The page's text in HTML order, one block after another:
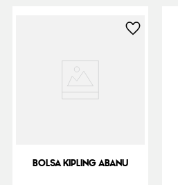
BOLSA KIPLING ABANU